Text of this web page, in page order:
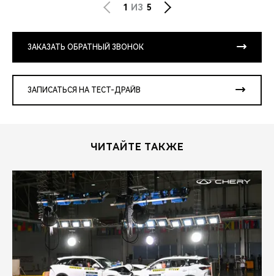
1 ИЗ 5
ЗАКАЗАТЬ ОБРАТНЫЙ ЗВОНОК
ЗАПИСАТЬСЯ НА ТЕСТ-ДРАЙВ
ЧИТАЙТЕ ТАКЖЕ